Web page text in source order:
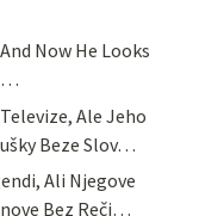
Now He Looks
Ale Jeho
Beze Slov…
Ali Njegove
Bez Reči…